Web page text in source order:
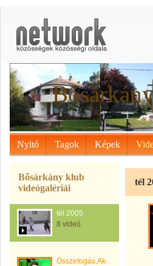
Nyitó Tagok Képek
Bősárkány klub
videógalériái
tél 2005
8 videó
Összefogás,Akarat
tél